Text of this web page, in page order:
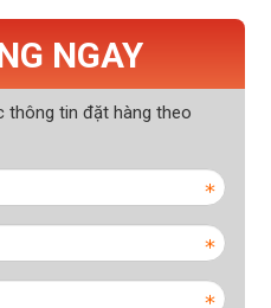
NGAY
thông tin đặt hàng theo